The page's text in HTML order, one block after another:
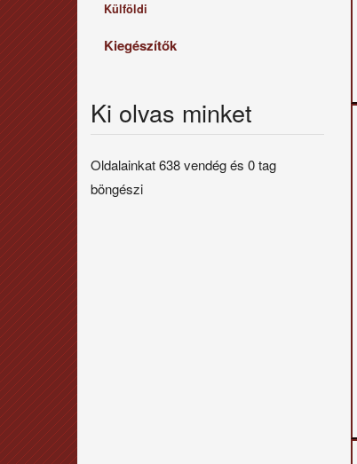
Külföldi
Kiegészítők
Ki olvas minket
Oldalainkat 638 vendég és 0 tag
böngészi